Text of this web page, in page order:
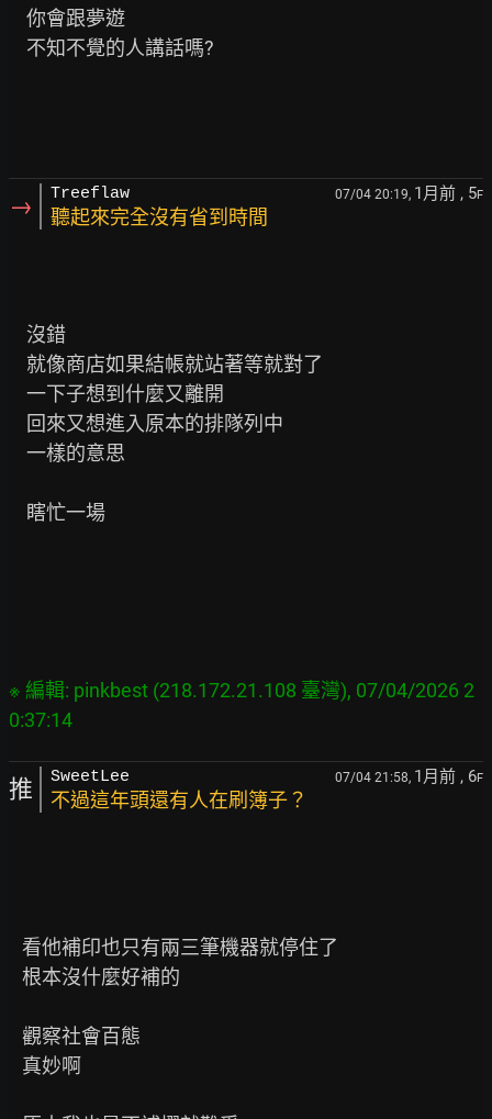
→ Treeflaw 07/04 20:19, 1月前 , 5F
聽起來完全沒有省到時間
※ 編輯: pinkbest (218.172.21.108 臺灣), 07/04/2026 2
推 SweetLee 07/04 21:58, 1月前 , 6F
不過這年頭還有人在刷簿子？